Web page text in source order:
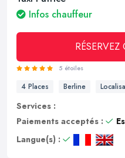
Infos chauffeur
RÉSERVEZ
5 étoiles
4 Places Berline
Services :
Paiements acceptés :
Langue(s) :